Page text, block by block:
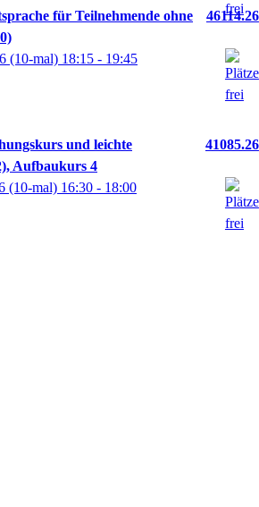
für Teilnehmende ohne
46114.26
(10-mal) 18:15 - 19:45
und leichte
Aufbaukurs 4
41085.26
(10-mal) 16:30 - 18:00